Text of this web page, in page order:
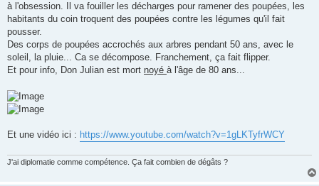
à l'obsession. Il va fouiller les décharges pour ramener des poupées, les
habitants du coin troquent des poupées contre les légumes qu'il fait
pousser.
Des corps de poupées accrochés aux arbres pendant 50 ans, avec le
soleil, la pluie... Ca se décompose. Franchement, ça fait flipper.
Et pour info, Don Julian est mort noyé à l'âge de 80 ans...
Et une vidéo ici : https://www.youtube.com/watch?v=1gLKTyfrWCY
J'ai diplomatie comme compétence. Ça fait combien de dégâts ?